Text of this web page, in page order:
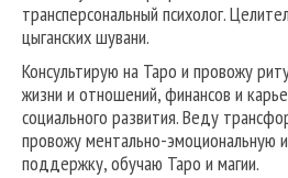
трансперсональный психолог.
цыганских шувани.
Консультирую на Таро и провожу
жизни и отношений, финансов и
социального развития. Веду
провожу ментально-эмоциональную
поддержку, обучаю Таро и магии.